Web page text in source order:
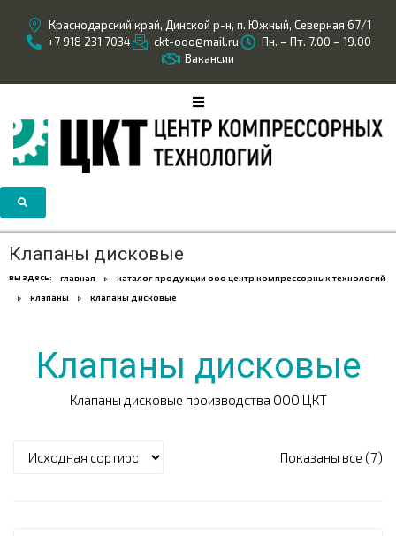
Краснодарский край, Динской р-н, п. Южный, Северная 67/1
+7 918 231 7034
ckt-ooo@mail.ru
Пн. – Пт. 7.00 – 19.00
Вакансии
Клапаны дисковые
вы здесь: главная
каталог продукции ооо центр компрессорных технологий
клапаны
клапаны дисковые
Клапаны дисковые
Клапаны дисковые производства ООО ЦКТ
Показаны все (7)